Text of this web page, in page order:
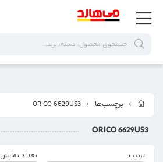
برچسب‌ها ORICO 6629US3
ORICO 6629US3
ترتیب تعداد نمایش